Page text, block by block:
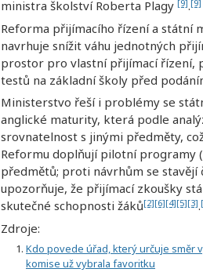
ministra školství Roberta Plagy [9].[9]
Reforma přijímacího řízení a státní
navrhuje snížit váhu jednotných
prostor pro vlastní přijímací řízení,
testů na základní školy před
Ministerstvo řeší i problémy se
anglické maturity, která podle
srovnatelnost s jinými předměty,
Reformu doplňují pilotní programy
předmětů; proti návrhům se
upozorňuje, že přijímací zkoušky
skutečné schopnosti žáků[2][6][4][5][3].
Zdroje:
Kdo povede úřad, který určuje směr
komise už vybrala favoritku